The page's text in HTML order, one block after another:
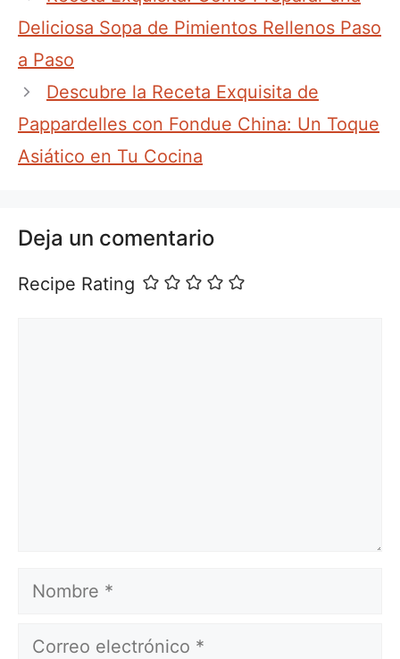
Deliciosa Sopa de Pimientos Rellenos Paso
a Paso
Descubre la Receta Exquisita de
Pappardelles con Fondue China: Un Toque
Asiático en Tu Cocina
Deja un comentario
Recipe Rating
Nombre
Correo